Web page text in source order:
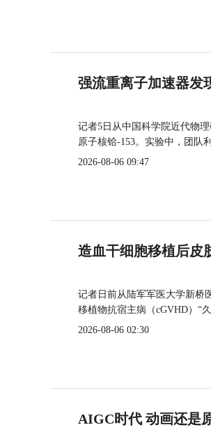
强流重离子加速器发
记者5日从中国科学院近代物
原子核铪-153。实验中，团队
2026-08-06 09:47
造血干细胞移植后皮
记者日前从陆军军医大学新桥
移植物抗宿主病（cGVHD）“
2026-08-06 02:30
AIGC时代 动画还是